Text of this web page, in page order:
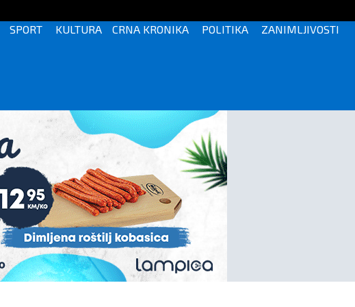
SPORT KULTURA CRNA KRONIKA POLITIKA ZANIMLJIVOSTI